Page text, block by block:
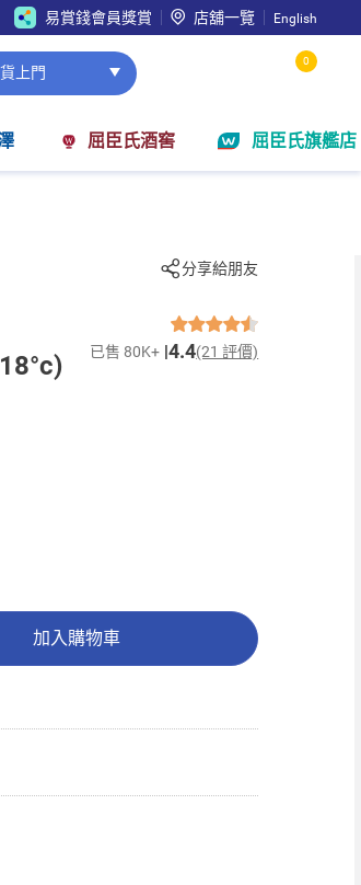
易賞錢會員獎賞 店舖一覽 English
上門
0
屈臣氏酒窖 屈臣氏旗艦店
分享給朋友
已售 80K+ 4.4(21 評價)
加入購物車